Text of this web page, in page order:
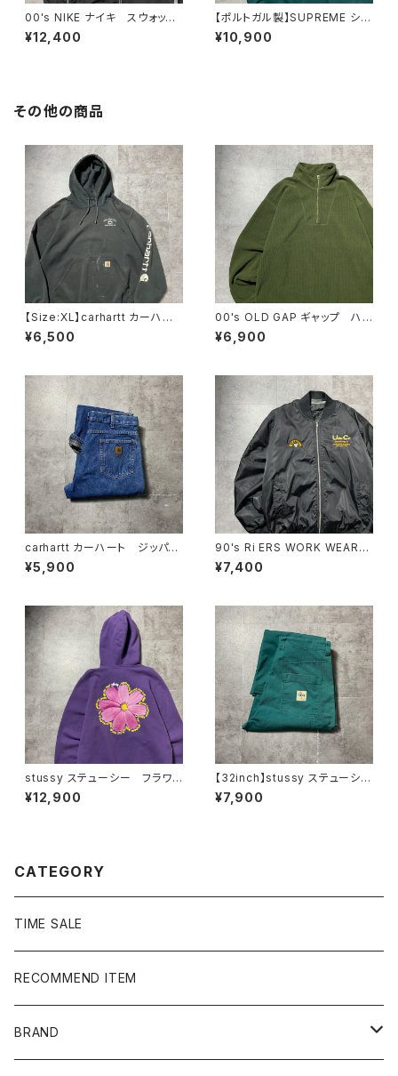
00's NIKE ナイキ スウォッシ
ュ 刺繍ワンポイント フード
刺繍 ドローコード ブラッ
イロンジャケット
¥12,400
【ポルトガル製】SUPREME シュ
プリーム 刺繍ワンポイント
グリーン Tシャツ ロンT
¥10,900
その他の商品
【Size:XL】carhartt カーハー
ト 刺繍企業ロゴ アームプリ
ント グッドダメージ ダークグ
¥6,500
00's OLD GAP ギャップ ハ
ーフジップ コーデュロイ グリ
ーン フリーススウェット トレ
¥6,900
carhartt カーハート ジッパー
フライ 裏地ブランケット付き
レザーパッチ 濃紺 デニムパ
¥5,900
90's Ri ERS WORK WEAR
刺繍企業ロゴ ブラック 黒
中綿 ma-1ジャケット
¥7,400
stussy ステューシー フラワ
ー グラフィック バックプリン
ト パープル スウェット パー
¥12,900
【32inch】stussy ステューシ
ー ジッパーフライ グリー
ン ダブルニー ワークパンツ
¥7,900
CATEGORY
TIME SALE
RECOMMEND ITEM
BRAND